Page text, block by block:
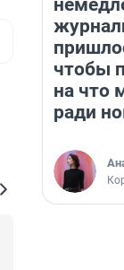
чтобы
на что
ради